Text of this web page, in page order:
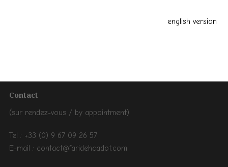
english version
Contact
(sur rendez-vous / by appointment)
Tel : +33 (0) 9 67 09 26 57
E-mail : contact@faridehcadot.com